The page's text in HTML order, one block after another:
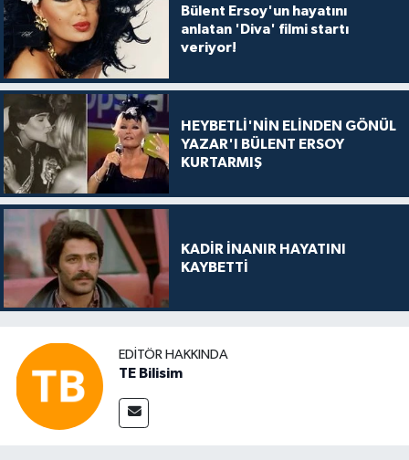
Bülent Ersoy'un hayatını
anlatan 'Diva' filmi startı
veriyor!
HEYBETLİ'NİN ELİNDEN GÖNÜL
YAZAR'I BÜLENT ERSOY
KURTARMIŞ
KADİR İNANIR HAYATINI
KAYBETTİ
EDITÖR HAKKINDA
TE Bilisim